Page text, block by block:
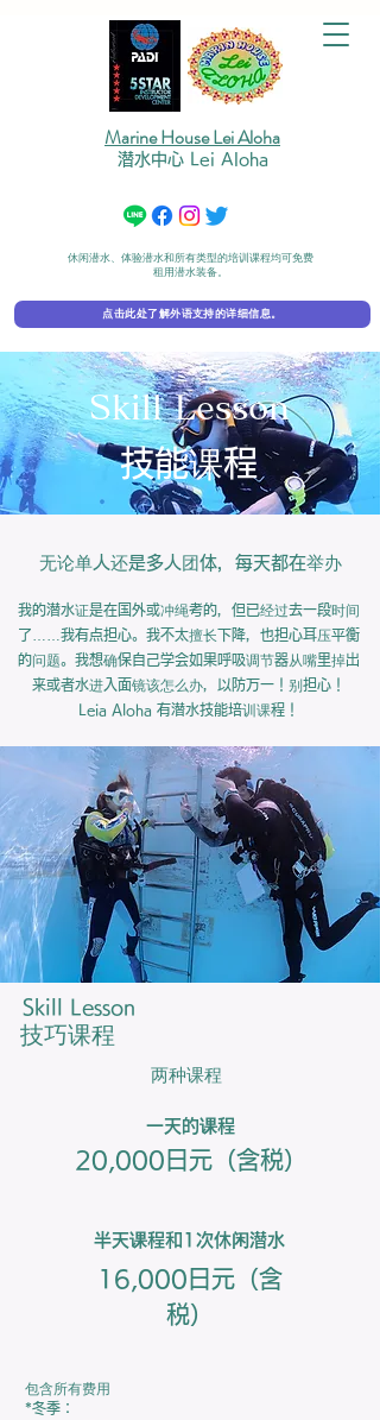
Marine House Lei Aloha
潜水中心 Lei Aloha
休闲潜水、体验潜水和所有类型的培训课程均可免费
租用潜水装备。
点击此处了解外语支持的详细信息。
Skill Lesson
技能课程
无论单人还是多人团体，每天都在举办
我的潜水证是在国外或冲绳考的，但已经过去一段时间
了……我有点担心。我不太擅长下降，也担心耳压平衡
的问题。我想确保自己学会如果呼吸调节器从嘴里掉出
来或者水进入面镜该怎么办，以防万一！别担心！
Leia Aloha 有潜水技能培训课程！
​技巧课程
Skill Lesson
两种课程
一天的课程
20,000日元（含税）
半天课程和1次休闲潜水
16,000日元（含
税）
包含所有费用
*冬季：